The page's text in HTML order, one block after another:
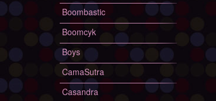
Boombastic
Boomcyk
Boys
CamaSutra
Casandra